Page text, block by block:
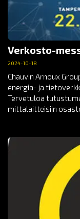
Verkosto-
2024-10-18
Chauvin Arnoux
energia- ja
Tervetuloa
mittalaitteisiin